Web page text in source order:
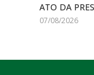
ATO DA
07/08/2026